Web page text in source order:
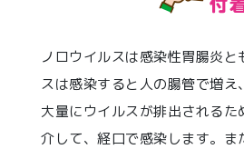
ノロウイルスは感染性胃腸炎
スは感染すると人の腸管で増
大量にウイルスが排出されるた
介して、経口で感染します。